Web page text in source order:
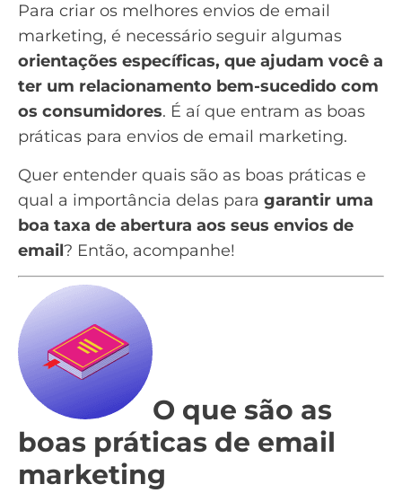
Para criar os melhores envios de email
marketing, é necessário seguir algumas
orientações específicas, que ajudam você a
ter um relacionamento bem-sucedido com
os consumidores. É aí que entram as boas
práticas para envios de email marketing.
Quer entender quais são as boas práticas e
qual a importância delas para garantir uma
boa taxa de abertura aos seus envios de
email? Então, acompanhe!
O que são as
boas práticas de email
marketing